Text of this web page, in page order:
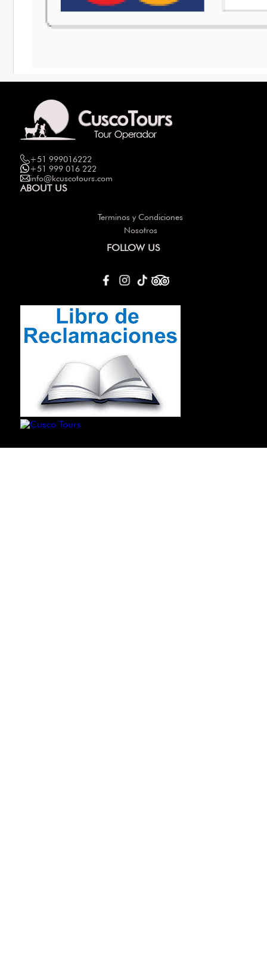
+51 999016222
+51 999 016 222
info@kcuscotours.com
ABOUT US
Terminos y Condiciones
Nosotros
FOLLOW US